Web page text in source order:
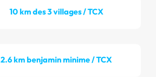
10 km des 3 villages / TCX
2.6 km benjamin minime / TCX